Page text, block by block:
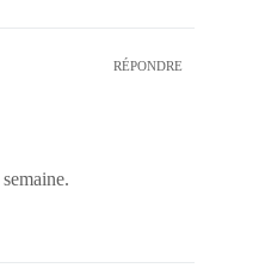
RÉPONDRE